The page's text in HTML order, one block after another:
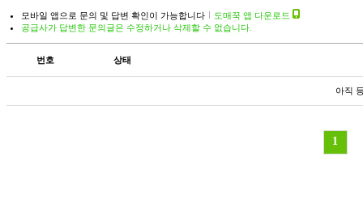
모바일 앱으로 문의 및 답변 확인이 가능합니다
도매꾹 앱 다운로드
공급사가 답변한 문의글은 수정하거나 삭제할 수 없습니다.
번호 상태
아직
1